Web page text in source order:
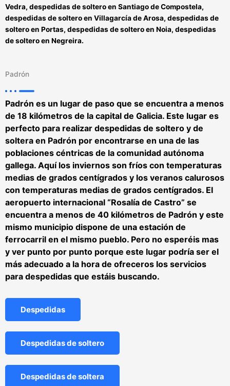
Vedra, despedidas de soltero en Santiago de Compostela,
despedidas de soltero en Villagarcía de Arosa, despedidas de
soltero en Portas, despedidas de soltero en Noia, despedidas
de soltero en Negreira.
Padrón
Padrón es un lugar de paso que se encuentra a menos
de 18 kilómetros de la capital de Galicia. Este lugar es
perfecto para realizar despedidas de soltero y de
soltera en Padrón por encontrarse en una de las
poblaciones céntricas de la comunidad autónoma
gallega. Aquí los inviernos son fríos con temperaturas
medias de grados centígrados y los veranos calurosos
con temperaturas medias de grados centígrados. El
aeropuerto internacional “Rosalía de Castro” se
encuentra a menos de 40 kilómetros de Padrón y este
mismo municipio dispone de una estación de
ferrocarril en el mismo pueblo. Pero no esperéis mas
y ver punto por punto porque este lugar podría ser el
más adecuado a la hora de ofreceros los servicios
para despedidas que estáis buscando.
Despedidas
Despedidas de soltero
Despedidas de soltera